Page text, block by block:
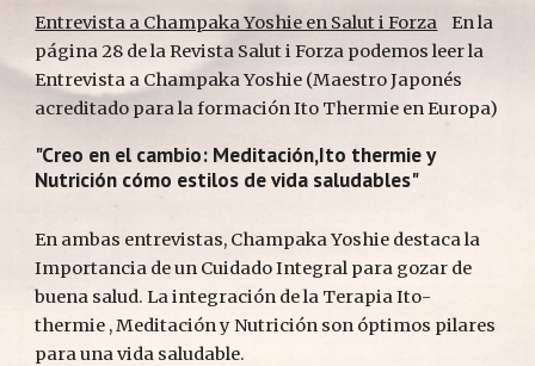
Entrevista a Champaka Yoshie en Salut i Forza
    En la
página 28 de la Revista Salut i Forza podemos leer la
Entrevista a Champaka Yoshie (Maestro Japonés
"Creo en el cambio: Meditación,Ito thermie y
Nutrición cómo estilos de vida saludables"
En ambas entrevistas, Champaka Yoshie destaca la
Importancia de un Cuidado Integral para gozar de
buena salud. La integración de la Terapia Ito-
thermie , Meditación y Nutrición son óptimos pilares
para una vida saludable.